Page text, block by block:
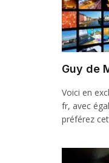
Guy de
Voici en
fr, avec
préférez